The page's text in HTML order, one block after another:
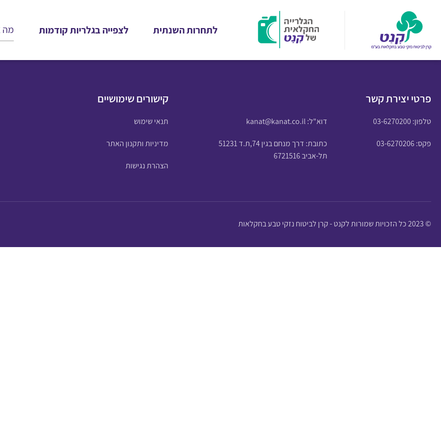
לתחרות השנתית לצפייה בגלריות קודמות
פרטי יצירת קשר
טלפון:03-6270200 דוא"ל:kanat@kanat.co.il
פקס: 03-6270206
כתובת: דרך מנחם בגין 74,ת.ד 51231
תל-אביב 6721516
קישורים שימושיים
תנאי שימוש
מדיניות ותקנון האתר
הצהרת נגישות
© 2023 כל הזכויות שמורות לקנט - קרן לביטוח נזקי טבע בחקלאות